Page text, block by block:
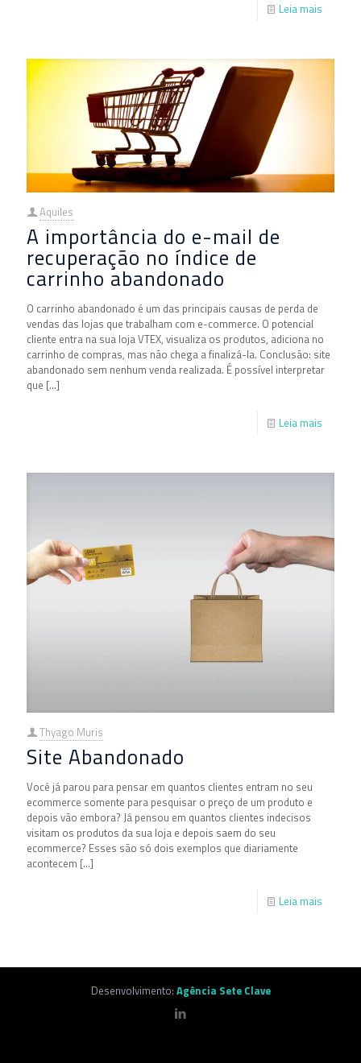
Leia mais
Aquiles
A importância do e-mail de
recuperação no índice de
carrinho abandonado
O carrinho abandonado é um das principais causas de perda de
vendas das lojas que trabalham com e-commerce. O potencial
cliente entra na sua loja VTEX, visualiza os produtos, adiciona no
carrinho de compras, mas não chega a finalizá-la. Conclusão: site
abandonado sem nenhum venda realizada. É possível interpretar
que […]
Leia mais
Thyago Muris
Site Abandonado
Você já parou para pensar em quantos clientes entram no seu
ecommerce somente para pesquisar o preço de um produto e
depois vão embora? Já pensou em quantos clientes indecisos
visitam os produtos da sua loja e depois saem do seu
ecommerce? Esses são só dois exemplos que diariamente
acontecem […]
Leia mais
Desenvolvimento: Agência Sete Clave